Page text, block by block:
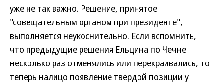
уже не так важно. Решение, принятое
"совещательным органом при президенте",
выполняется неукоснительно. Если вспомнить,
что предыдущие решения Ельцина по Чечне
несколько раз отменялись или перекраивались, то
теперь налицо появление твердой позиции у